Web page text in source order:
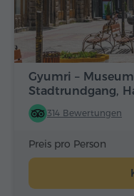
Gyumri –
Stadtrundgang,
314 Bewertungen
Preis pro Person